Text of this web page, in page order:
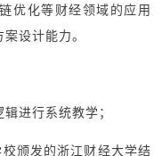
优化等财经领域的应用
设计能力。
进行系统教学；
颁发的浙江财经大学结